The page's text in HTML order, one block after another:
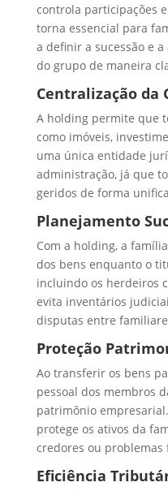
controla participações
torna essencial para
a definir a sucessão e
do grupo de maneira
Centralização da
A holding permite que
como imóveis,
uma única entidade
administração, já que
geridos de forma
Planejamento
Com a holding, a
dos bens enquanto o
incluindo os herdeiros
evita inventários
disputas entre
Proteção
Ao transferir os bens
pessoal dos membros
patrimônio
protege os ativos da
credores ou
Eficiência